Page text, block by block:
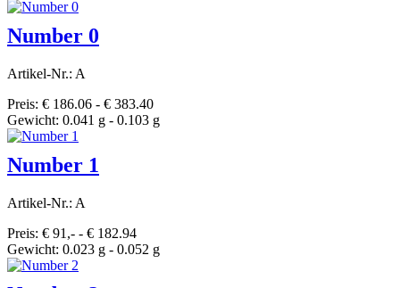
Number 0
Artikel-Nr.: A
Preis: € 186.06 - € 383.40
Gewicht: 0.041 g - 0.103 g
Number 1
Artikel-Nr.: A
Preis: € 91,- - € 182.94
Gewicht: 0.023 g - 0.052 g